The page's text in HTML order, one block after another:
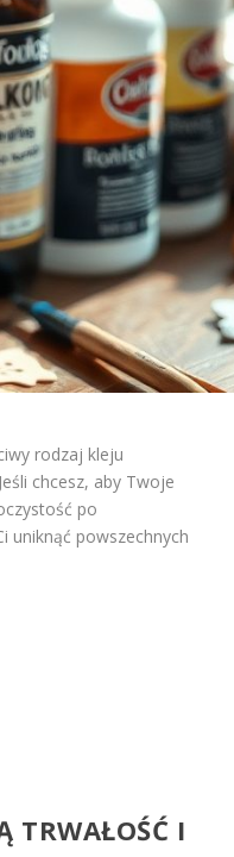
rodzaj kleju
chcesz, aby Twoje
po
uniknąć powszechnych
TRWAŁOŚĆ I